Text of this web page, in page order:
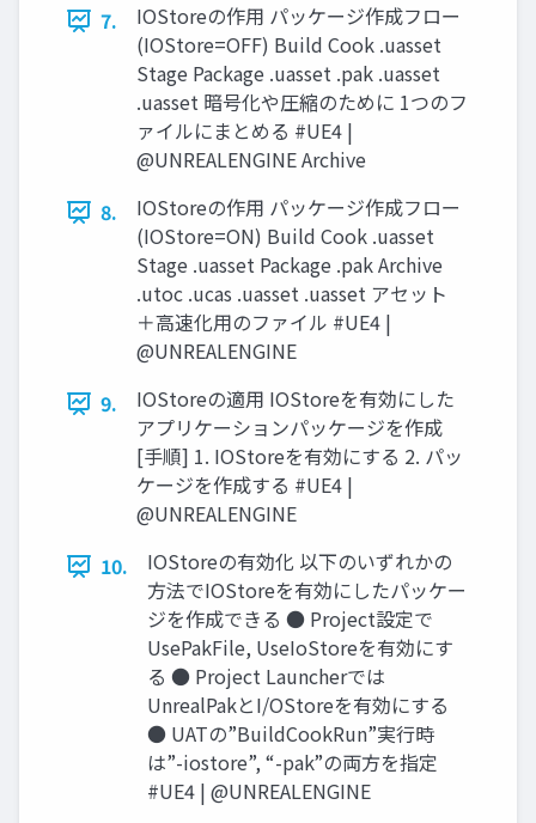
7.
IOStoreの作用 パッケージ作成フロー
(IOStore=OFF) Build Cook .uasset
Stage Package .uasset .pak .uasset
.uasset 暗号化や圧縮のために 1つのフ
ァイルにまとめる #UE4 |
@UNREALENGINE Archive
8.
IOStoreの作用 パッケージ作成フロー
(IOStore=ON) Build Cook .uasset
Stage .uasset Package .pak Archive
.utoc .ucas .uasset .uasset アセット
＋高速化用のファイル #UE4 |
@UNREALENGINE
9.
IOStoreの適用 IOStoreを有効にした
アプリケーションパッケージを作成
[手順] 1. IOStoreを有効にする 2. パッ
ケージを作成する #UE4 |
@UNREALENGINE
10.
IOStoreの有効化 以下のいずれかの
方法でIOStoreを有効にしたパッケー
ジを作成できる ● Project設定で
UsePakFile, UseIoStoreを有効にす
る ● Project Launcherでは
UnrealPakとI/OStoreを有効にする
● UATの”BuildCookRun”実行時
は”-iostore”, “-pak”の両方を指定
#UE4 | @UNREALENGINE